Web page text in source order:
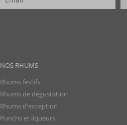
NOS RHUMS
Rhums festifs
Rhums de dégustation
Rhums d'exception
Punchs et liqueurs